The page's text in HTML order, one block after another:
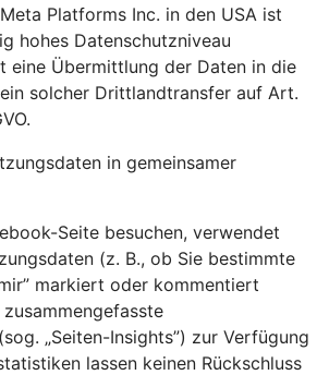
Platforms Inc. in den USA ist
hohes Datenschutzniveau
eine Übermittlung der Daten in die
solcher Drittlandtransfer auf Art.
in gemeinsamer
Seite besuchen, verwendet
(z. B., ob Sie bestimmte
markiert oder kommentiert
„Seiten-Insights”) zur Verfügung
lassen keinen Rückschluss